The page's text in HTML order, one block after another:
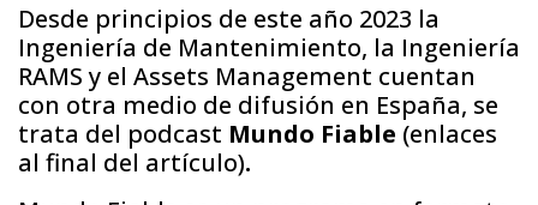
Desde principios de este año 2023 la
Ingeniería de Mantenimiento, la Ingeniería
RAMS y el Assets Management cuentan
con otra medio de difusión en España, se
trata del podcast Mundo Fiable (enlaces
al final del artículo).